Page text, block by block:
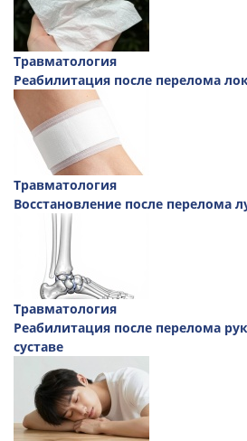
Травматология
Реабилитация после перелома
Травматология
Восстановление после перелома
Травматология
Реабилитация после перелома
суставе